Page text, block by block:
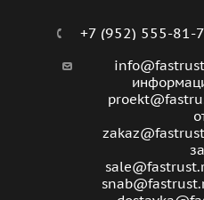
+7 (952) 555-81-